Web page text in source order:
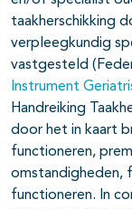
taakherschikking
verpleegkundig
vastgesteld
Instrument
Handreiking
door het in kaart
functioneren,
omstandigheden,
functioneren. In